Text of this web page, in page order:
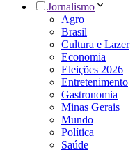
Jornalismo
Agro
Brasil
Cultura e Lazer
Economia
Eleições 2026
Entretenimento
Gastronomia
Minas Gerais
Mundo
Política
Saúde